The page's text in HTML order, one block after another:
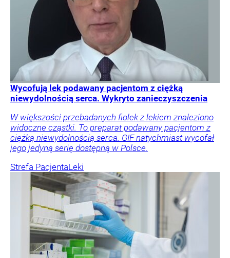
Wycofują lek podawany pacjentom z ciężką
niewydolnością serca. Wykryto zanieczyszczenia
W większości przebadanych fiolek z lekiem znaleziono
widoczne cząstki. To preparat podawany pacjentom z
ciężką niewydolnością serca. GIF natychmiast wycofał
jego jedyną serię dostępną w Polsce.
Strefa PacjentaLeki